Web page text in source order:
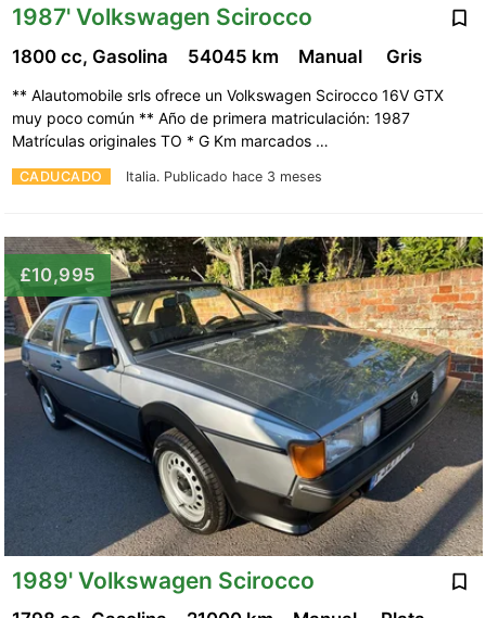
1987' Volkswagen Scirocco
CADUCADO Italia. Publicado hace 3 meses
1800 cc, Gasolina 54045 km Manual Gris
** Alautomobile srls ofrece un Volkswagen Scirocco 16V GTX
muy poco común ** Año de primera matriculación: 1987
Matrículas originales TO * G Km marcados …
£10,995
1989' Volkswagen Scirocco